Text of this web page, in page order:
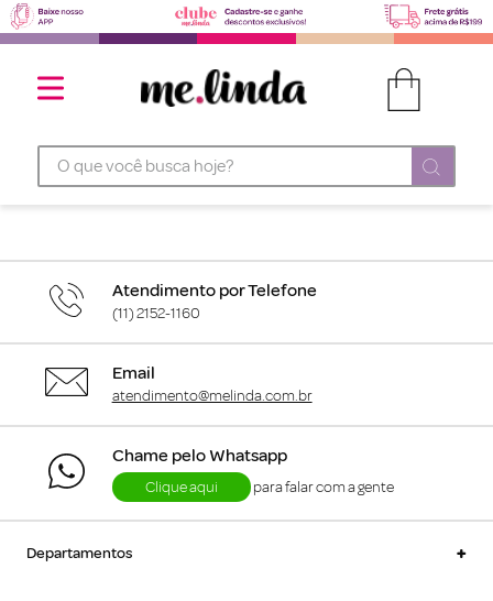
O que você busca hoje?
Atendimento por Telefone
(11) 2152-1160
Email
atendimento@melinda.com.br
Chame pelo Whatsapp
Clique aqui para falar com a gente
Departamentos +